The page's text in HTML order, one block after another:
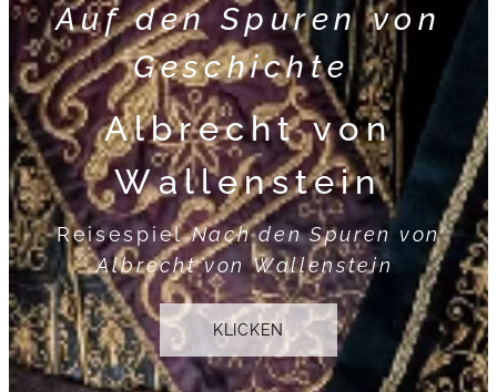
Auf den Spuren von
Geschichte
Albrecht von
Wallenstein
ReisespielNach den Spuren von
Albrecht von Wallenstein
KLICKEN